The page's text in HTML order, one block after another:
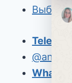
Telegram